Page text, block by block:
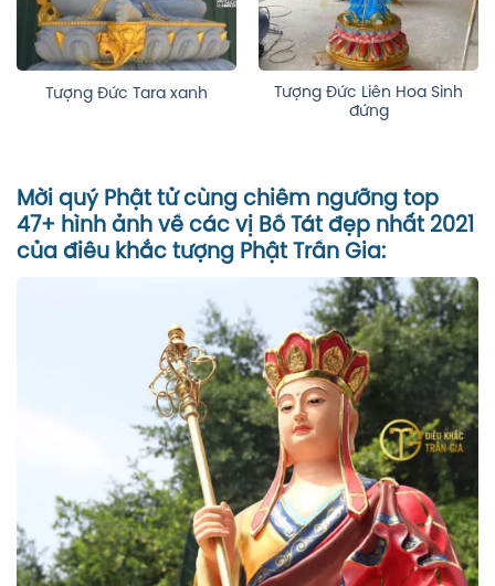
Tượng Đức Tara xanh
Tượng Đức Liên Hoa Sinh
đứng
Mời quý Phật tử cùng chiêm ngưỡng top
47+ hình ảnh về các vị Bồ Tát đẹp nhất 2021
của điêu khắc tượng Phật Trần Gia: